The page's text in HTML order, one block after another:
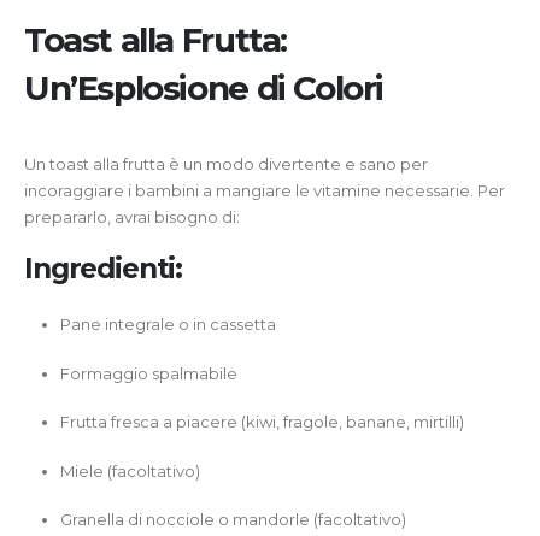
Toast alla Frutta:
Un’Esplosione di Colori
Un toast alla frutta è un modo divertente e sano per
incoraggiare i bambini a mangiare le vitamine necessarie. Per
prepararlo, avrai bisogno di:
Ingredienti:
Pane integrale o in cassetta
Formaggio spalmabile
Frutta fresca a piacere (kiwi, fragole, banane, mirtilli)
Miele (facoltativo)
Granella di nocciole o mandorle (facoltativo)